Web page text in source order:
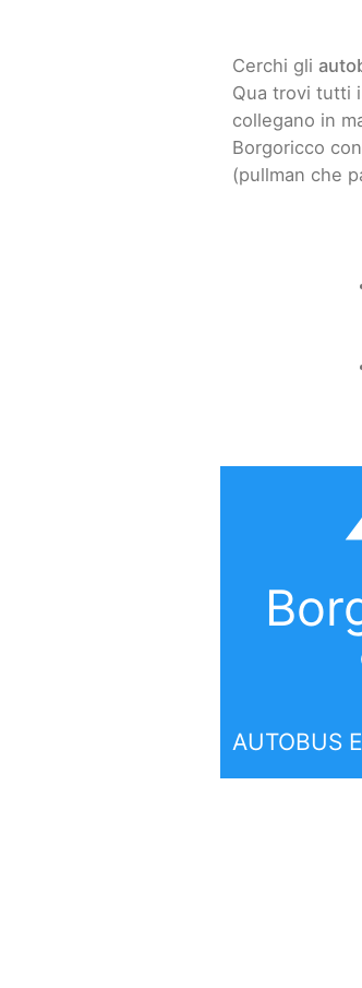
Cerchi gli
Qua trovi tutti i
collegano in
Borgoricco
(pullman che
AUTOBUS